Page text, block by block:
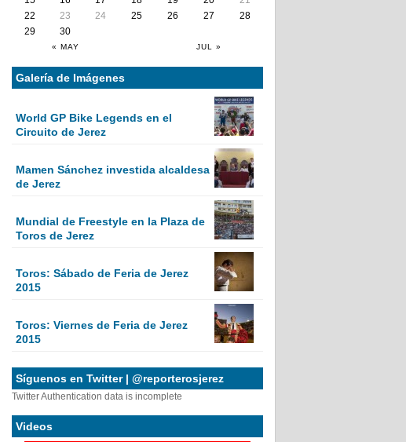
« MAY JUL »
22
23 24 25 26 27
28
29
30
Galería de Imágenes
World GP Bike Legends en el
Circuito de Jerez
Mamen Sánchez investida alcaldesa
de Jerez
Mundial de Freestyle en la Plaza de
Toros de Jerez
Toros: Sábado de Feria de Jerez
2015
Toros: Viernes de Feria de Jerez
2015
Síguenos en Twitter | @reporterosjerez
Twitter Authentication data is incomplete
Videos